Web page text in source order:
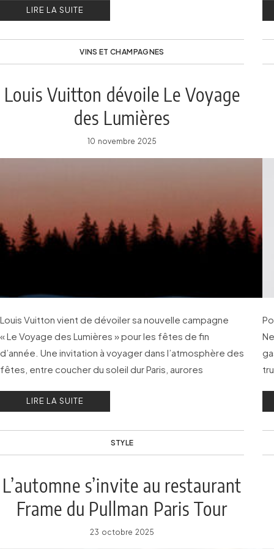
LIRE LA SUITE
VINS ET CHAMPAGNES
Louis Vuitton dévoile Le Voyage
des Lumières
10 novembre 2025
Louis Vuitton vient de dévoiler sa nouvelle campagne
« Le Voyage des Lumières » pour les fêtes de fin
d’année. Une invitation à voyager dans l’atmosphère des
fêtes, entre coucher du soleil dur Paris, aurores
LIRE LA SUITE
STYLE
L’automne s’invite au restaurant
Frame du Pullman Paris Tour
Eiffel
23 octobre 2025